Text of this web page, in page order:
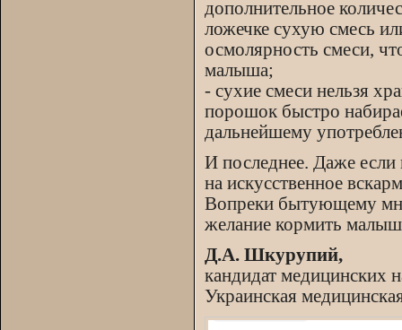
дополнительное
ложечке сухую смесь
осмолярность смеси,
малыша;
- сухие смеси нельзя
порошок быстро
дальнейшему
И последнее. Даже если
на искусственное
Вопреки бытующему
желание кормить
Д.А. Шкурупий,
кандидат медицинских
Украинская